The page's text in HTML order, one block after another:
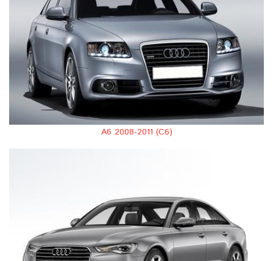
A6 2008-2011 (C6)